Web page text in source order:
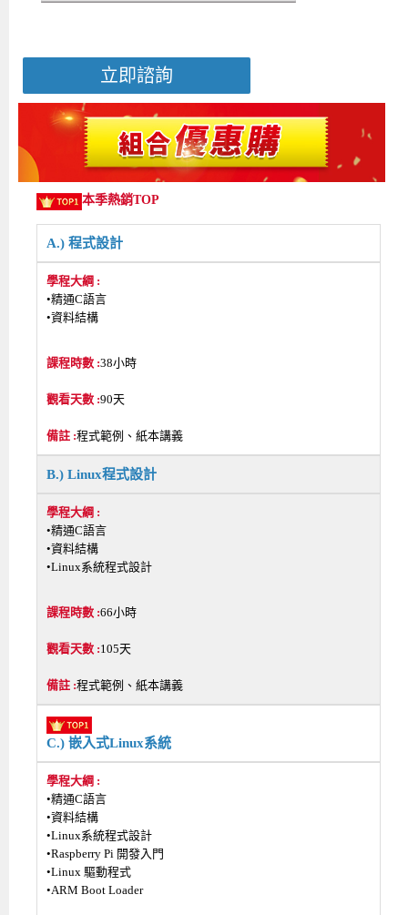
立即諮詢
本季熱銷TOP
A.) 程式設計
•精通C語言
•資料結構
38小時
90天
程式範例、紙本講義
B.) Linux程式設計
•精通C語言
•資料結構
•Linux系統程式設計
66小時
105天
程式範例、紙本講義
C.) 嵌入式Linux系統
•精通C語言
•資料結構
•Linux系統程式設計
•Raspberry Pi 開發入門
•Linux 驅動程式
•ARM Boot Loader